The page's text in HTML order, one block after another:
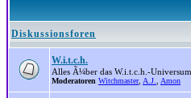
Diskussionsforen
W.i.t.c.h.
Alles Ã¼ber das W.i.t.c.h.-Universum.
Moderatoren Witchmaster, A.J. Amon